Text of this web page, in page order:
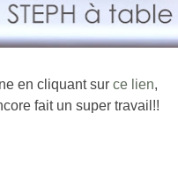
en cliquant sur ce lien,
fait un super travail!!